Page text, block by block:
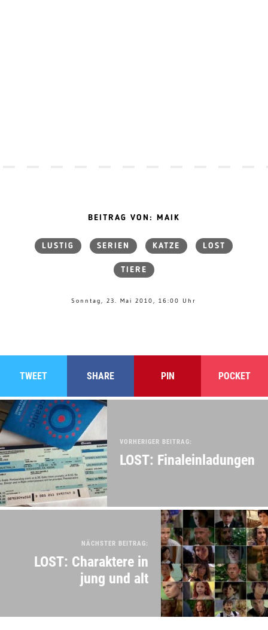
BEITRAG VON: MAIK
LUSTIG SERIEN KATZE LOST
TIERE
Sonntag, 23. Mai 2010, 16:00 Uhr
TWEET SHARE PIN POCKET
VORHERIGER BEITRAG:
LOST: Finaleinladungen
NÄCHSTER BEITRAG:
LOST: Charaktere in
jung und alt